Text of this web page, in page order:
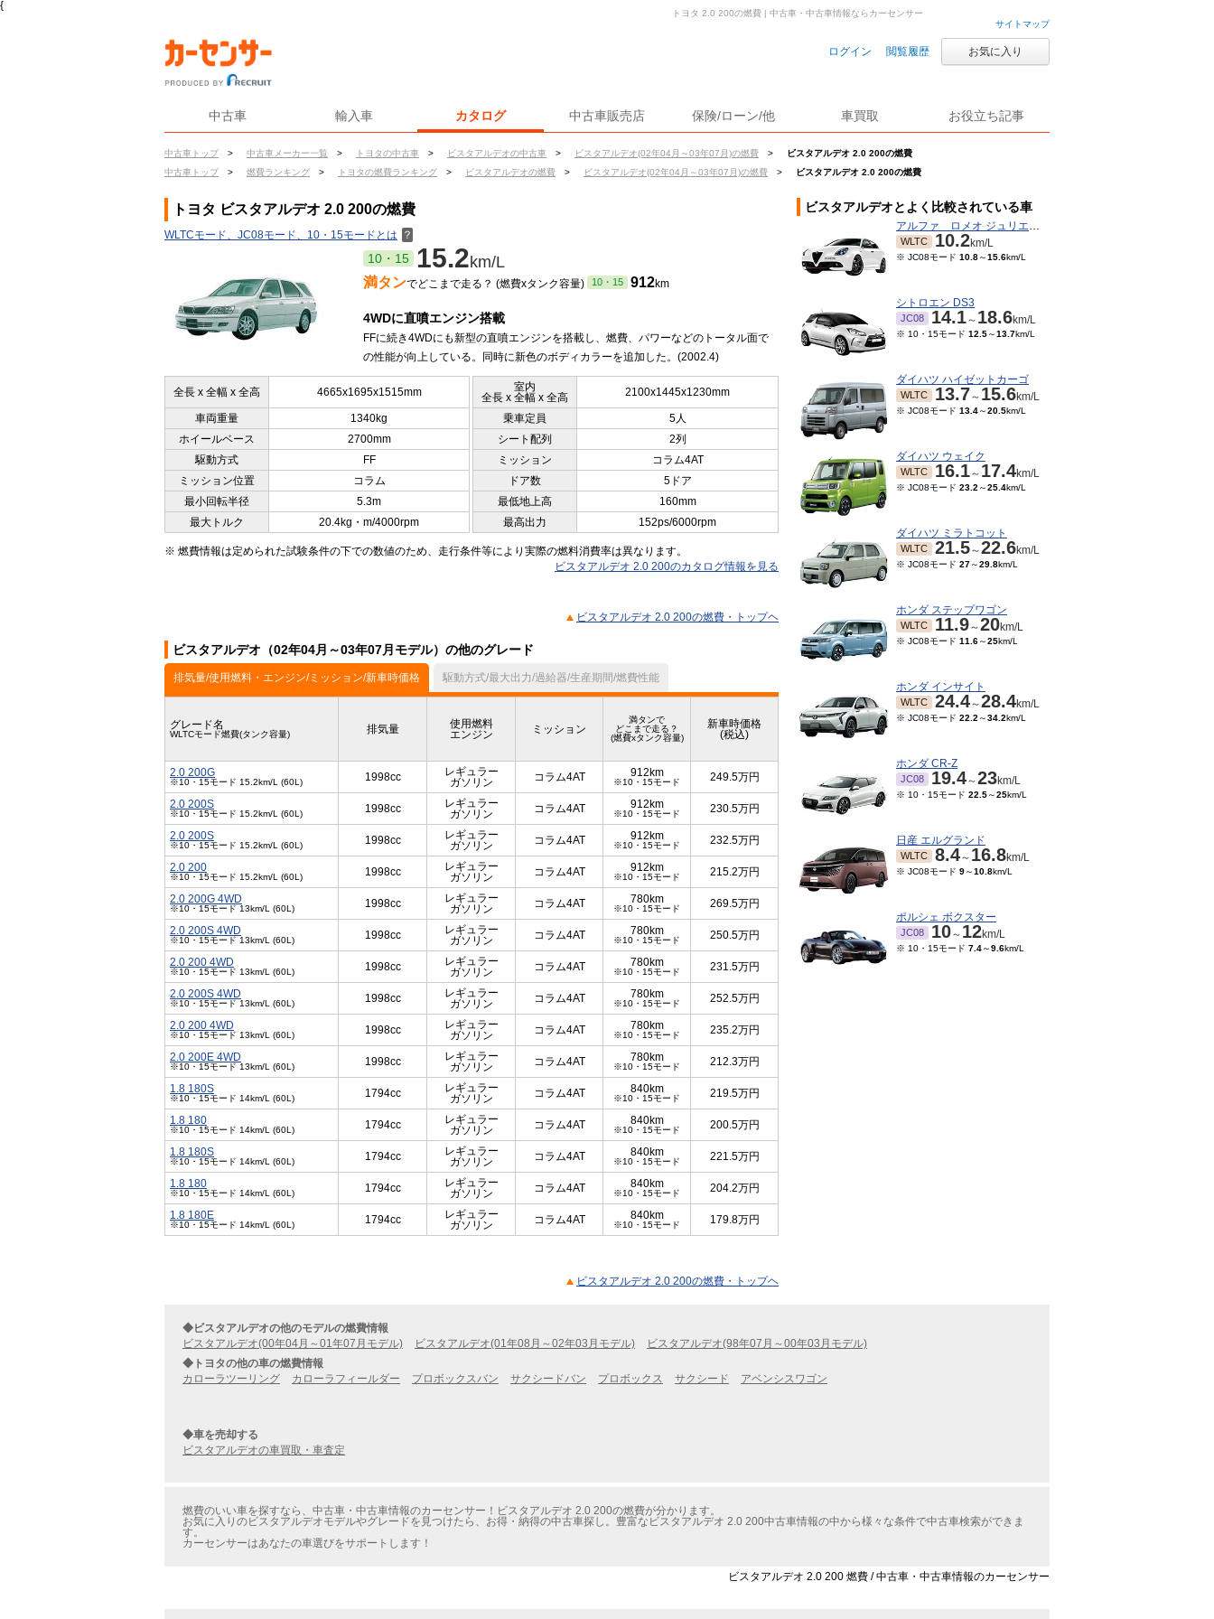
{
サイトマップ
ログイン 閲覧履歴 お気に入り
中古車 輸入車 カタログ 中古車販売店 保険/ローン/他 車買取 お役立ち記事
中古車トップ > 中古車メーカー一覧 > トヨタの中古車 > ビスタアルデオの中古車 > ビスタアルデオ(02年04月～03年07月)の燃費 >
ビスタアルデオ 2.0 200の燃費
中古車トップ
> 燃費ランキング > トヨタの燃費ランキング > ビスタアルデオの燃費 > ビスタアルデオ(02年04月～03年07月)の燃費 > ビスタアルデオ 2.0 200の燃費
トヨタ 2.0 200の燃費 | 中古車・中古車情報ならカーセンサー
トヨタ ビスタアルデオ 2.0 200の燃費
WLTCモード、JC08モード、10・15モードとは ？
10・15 15.2km/L
満タンでどこまで走る？ (燃費xタンク容量) 10・15 912km
4WDに直噴エンジン搭載
FFに続き4WDにも新型の直噴エンジンを搭載し、燃費、パワーなどのトータル面で
の性能が向上している。同時に新色のボディカラーを追加した。(2002.4)
全長 x 全幅 x 全高 4665x1695x1515mm
室内
全長 x 全幅 x 全高
2100x1445x1230mm
車両重量 1340kg 乗車定員
5人
ホイールベース
2700mm シート配列
2列
駆動方式
FF ミッション
コラム4AT
ミッション位置
コラム ドア数
5ドア
最小回転半径
5.3m 最低地上高
160mm
最大トルク
20.4kg・m/4000rpm 最高出力 152ps/6000rpm
※ 燃費情報は定められた試験条件の下での数値のため、走行条件等により実際の燃料消費率は異なります。
ビスタアルデオ 2.0 200のカタログ情報を見る
ビスタアルデオ 2.0 200の燃費・トップヘ
ビスタアルデオ（02年04月～03年07月モデル）の他のグレード
排気量/使用燃料・エンジン/ミッション/新車時価格 駆動方式/最大出力/過給器/生産期間/燃費性能
グレード名
WLTCモード燃費(タンク容量) 排気量
使用燃料
エンジン
ミッション
満タンで
どこまで走る？
(燃費xタンク容量)
新車時価格
(税込)
2.0 200G
※10・15モード 15.2km/L (60L) 1998cc
レギュラー
ガソリン
コラム4AT 912km
※10・15モード 249.5万円
2.0 200S
※10・15モード 15.2km/L (60L) 1998cc
レギュラー
ガソリン
コラム4AT 912km
※10・15モード 230.5万円
2.0 200S
※10・15モード 15.2km/L (60L) 1998cc
レギュラー
ガソリン
コラム4AT 912km
※10・15モード 232.5万円
2.0 200
※10・15モード 15.2km/L (60L) 1998cc
レギュラー
ガソリン
コラム4AT 912km
※10・15モード 215.2万円
2.0 200G 4WD
※10・15モード 13km/L (60L) 1998cc
レギュラー
ガソリン
コラム4AT 780km
※10・15モード 269.5万円
2.0 200S 4WD
※10・15モード 13km/L (60L) 1998cc
レギュラー
ガソリン
コラム4AT 780km
※10・15モード 250.5万円
2.0 200 4WD
※10・15モード 13km/L (60L) 1998cc
レギュラー
ガソリン
コラム4AT 780km
※10・15モード 231.5万円
2.0 200S 4WD
※10・15モード 13km/L (60L) 1998cc
レギュラー
ガソリン
コラム4AT 780km
※10・15モード 252.5万円
2.0 200 4WD
※10・15モード 13km/L (60L) 1998cc
レギュラー
ガソリン
コラム4AT 780km
※10・15モード 235.2万円
2.0 200E 4WD
※10・15モード 13km/L (60L) 1998cc
レギュラー
ガソリン
コラム4AT 780km
※10・15モード 212.3万円
1.8 180S
※10・15モード 14km/L (60L) 1794cc
レギュラー
ガソリン
コラム4AT 840km
※10・15モード 219.5万円
1.8 180
※10・15モード 14km/L (60L) 1794cc
レギュラー
ガソリン
コラム4AT 840km
※10・15モード 200.5万円
1.8 180S
※10・15モード 14km/L (60L) 1794cc
レギュラー
ガソリン
コラム4AT 840km
※10・15モード 221.5万円
1.8 180
※10・15モード 14km/L (60L) 1794cc
レギュラー
ガソリン
コラム4AT 840km
※10・15モード 204.2万円
1.8 180E
※10・15モード 14km/L (60L) 1794cc
レギュラー
ガソリン
コラム4AT 840km
※10・15モード 179.8万円
ビスタアルデオ 2.0 200の燃費・トップヘ
ビスタアルデオとよく比較されている車
アルファ ロメオ ジュリエッタ
WLTC 10.2km/L
※ JC08モード 10.8～15.6km/L
シトロエン DS3
JC08 14.1～ 18.6km/L
※ 10・15モード 12.5～13.7km/L
ダイハツ ハイゼットカーゴ
WLTC 13.7～ 15.6km/L
※ JC08モード 13.4～20.5km/L
ダイハツ ウェイク
WLTC 16.1～ 17.4km/L
※ JC08モード 23.2 ～25.4km/L
ダイハツ ミラトコット
WLTC 21.5～22.6km/L
※ JC08モード 27～29.8km/L
ホンダ ステップワゴン
WLTC 11.9～20km/L
※ JC08モード 11.6～25km/L
ホンダ インサイト
WLTC 24.4～28.4km/L
※ JC08モード 22.2 ～34.2km/L
ホンダ CR-Z
JC08 19.4～23km/L
※ 10・15モード 22.5～25km/L
日産 エルグランド
WLTC 8.4～ 16.8km/L
※ JC08モード 9～10.8km/L
ポルシェ ボクスター
JC08 10～ 12km/L
※ 10・15モード 7.4～9.6km/L
◆ビスタアルデオの他のモデルの燃費情報
ビスタアルデオ(00年04月～01年07月モデル)
ビスタアルデオ(01年08月～02年03月モデル)
ビスタアルデオ(98年07月～00年03月モデル)
◆トヨタの他の車の燃費情報
カローラツーリング
カローラフィールダー プロボックスバン サクシードバン プロボックス サクシード アベンシスワゴン
◆車を売却する
ビスタアルデオの車買取・車査定
燃費のいい車を探すなら、中古車・中古車情報のカーセンサー！ビスタアルデオ 2.0 200の燃費が分かります。
お気に入りのビスタアルデオモデルやグレードを見つけたら、お得・納得の中古車探し。豊富なビスタアルデオ 2.0 200中古車情報の中から様々な条件で中古車検索ができま
す。
カーセンサーはあなたの車選びをサポートします！
ビスタアルデオ 2.0 200 燃費 / 中古車・中古車情報のカーセンサー